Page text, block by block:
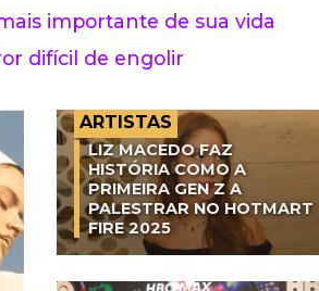
importante de sua vida
difícil de engolir
ARTISTAS
LIZ MACEDO FAZ
HISTÓRIA COMO A
PRIMEIRA GEN Z A
PALESTRAR NO HOTMART
FIRE 2025